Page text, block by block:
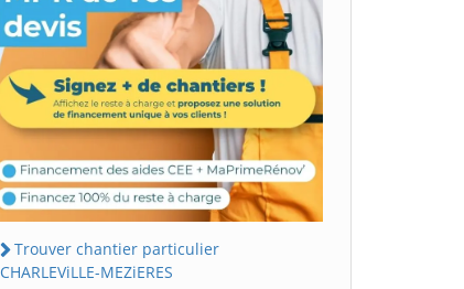
Trouver chantier particulier
CHARLEViLLE-MEZiERES